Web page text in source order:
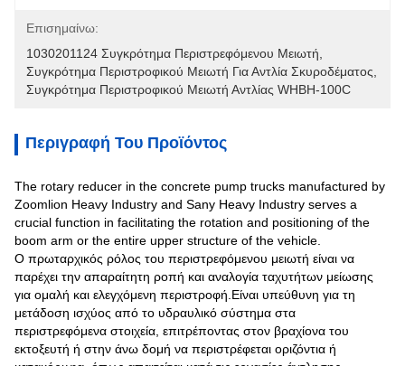
Επισημαίνω:
1030201124 Συγκρότημα Περιστρεφόμενου Μειωτή
Συγκρότημα Περιστροφικού Μειωτή Για Αντλία Σκυροδέματος
Συγκρότημα Περιστροφικού Μειωτή Αντλίας WHBH-100C
Περιγραφή Του Προϊόντος
The rotary reducer in the concrete pump trucks manufactured by
Zoomlion Heavy Industry and Sany Heavy Industry serves a
crucial function in facilitating the rotation and positioning of the
boom arm or the entire upper structure of the vehicle.
Ο πρωταρχικός ρόλος του περιστρεφόμενου μειωτή είναι να
παρέχει την απαραίτητη ροπή και αναλογία ταχυτήτων μείωσης
για ομαλή και ελεγχόμενη περιστροφή.Είναι υπεύθυνη για τη
μετάδοση ισχύος από το υδραυλικό σύστημα στα
περιστρεφόμενα στοιχεία, επιτρέποντας στον βραχίονα του
εκτοξευτή ή στην άνω δομή να περιστρέφεται οριζόντια ή